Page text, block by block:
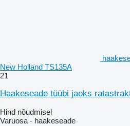
New Holland TS135A
21
Haakeseade tüübi jaoks
Hind nõudmisel
Varuosa - haakeseade